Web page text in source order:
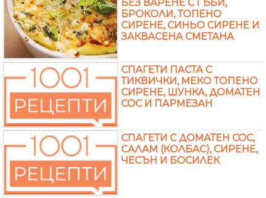
БЕЗ ВАРЕНЕ С ГЪБИ,
БРОКОЛИ, ТОПЕНО
СИРЕНЕ, СИНЬО СИРЕНЕ И
ЗАКВАСЕНА СМЕТАНА
СПАГЕТИ ПАСТА С
ТИКВИЧКИ, МЕКО ТОПЕНО
СИРЕНЕ, ШУНКА, ДОМАТЕН
СОС И ПАРМЕЗАН
СПАГЕТИ С ДОМАТЕН СОС,
САЛАМ (КОЛБАС), СИРЕНЕ,
ЧЕСЪН И БОСИЛЕК